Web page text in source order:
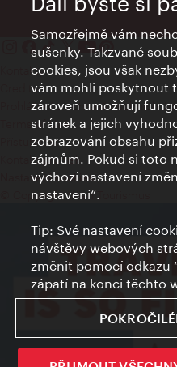
Kontakty
Credits
Prohlášení o ochraně osobních
Terms of Use
Přístupnost
Kontakt pro tisk
Nastavení cookies
© Copyright Wien Tourismus
Samozřejmě vám
sušenky. Takzvané
cookies, jsou však
vám mohli poskytnout
zároveň umožňují
stránek a jejich
zobrazování obsahu
zájmům. Pokud si toto
výchozí nastavení
nastavení“.
Tip: Své nastavení
návštěvy webových
změnit pomocí odkazu
zápatí na konci těchto